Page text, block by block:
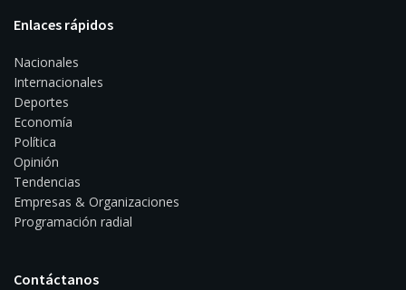
Enlaces rápidos
Nacionales
Internacionales
Deportes
Economía
Política
Opinión
Tendencias
Empresas & Organizaciones
Programación radial
Contáctanos